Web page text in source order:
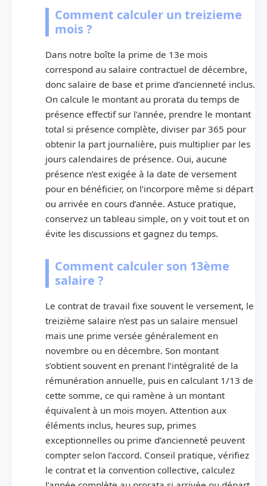
Comment calculer un treizieme
mois ?
Dans notre boîte la prime de 13e mois
correspond au salaire contractuel de décembre,
donc salaire de base et prime d’ancienneté inclus.
On calcule le montant au prorata du temps de
présence effectif sur l’année, prendre le montant
total si présence complète, diviser par 365 pour
obtenir la part journalière, puis multiplier par les
jours calendaires de présence. Oui, aucune
présence n’est exigée à la date de versement
pour en bénéficier, on l’incorpore même si départ
ou arrivée en cours d’année. Astuce pratique,
conservez un tableau simple, on y voit tout et on
évite les discussions et gagnez du temps.
Comment calculer son 13ème
salaire ?
Le contrat de travail fixe souvent le versement, le
treizième salaire n’est pas un salaire mensuel
mais une prime versée généralement en
novembre ou en décembre. Son montant
s’obtient souvent en prenant l’intégralité de la
rémunération annuelle, puis en calculant 1/13 de
cette somme, ce qui ramène à un montant
équivalent à un mois moyen. Attention aux
éléments inclus, heures sup, primes
exceptionnelles ou prime d’ancienneté peuvent
compter selon l’accord. Conseil pratique, vérifiez
le contrat et la convention collective, calculez